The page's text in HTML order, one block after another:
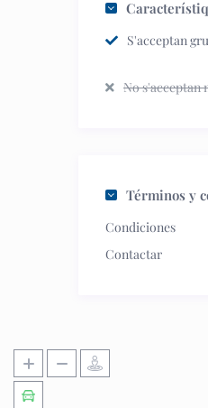
S'acceptan
No s'acceptan
Términos y
Condiciones
Contactar